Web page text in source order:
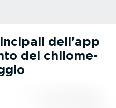
dell'app
del chilo­me­